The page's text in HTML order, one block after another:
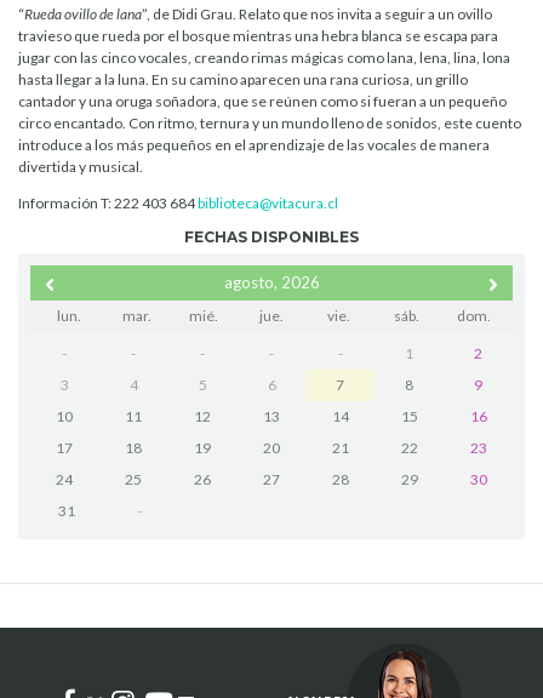
“Rueda ovillo de lana”, de Didi Grau. Relato que nos invita a seguir a un ovillo
travieso que rueda por el bosque mientras una hebra blanca se escapa para
jugar con las cinco vocales, creando rimas mágicas como lana, lena, lina, lona
hasta llegar a la luna. En su camino aparecen una rana curiosa, un grillo
cantador y una oruga soñadora, que se reúnen como si fueran a un pequeño
circo encantado. Con ritmo, ternura y un mundo lleno de sonidos, este cuento
introduce a los más pequeños en el aprendizaje de las vocales de manera
divertida y musical.
Información T: 222 403 684biblioteca@vitacura.cl
FECHAS DISPONIBLES
agosto, 2026
lun. mar. mié. jue. vie. sáb. dom.
- - - - - 1
2
3
4 5 6 7 8
9
10
11 12 13 14 15
16
17
18 19 20 21 22
23
24
25 26 27 28 29
30
31
-